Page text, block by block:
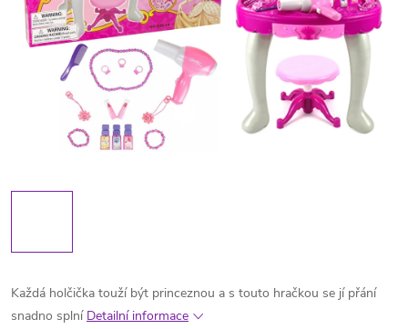
Každá holčička touží být princeznou a s touto hračkou se jí přání
snadno splní Detailní informace